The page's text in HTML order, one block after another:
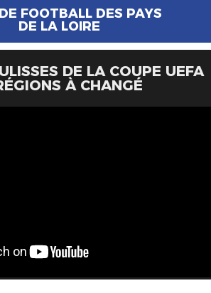
FOOTBALL DES PAYS
DE LA LOIRE
DE LA COUPE UEFA
À CHANGÉ